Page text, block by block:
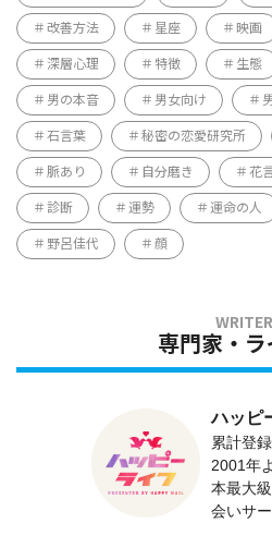
改善方法 星座 映画
深層心理 特徴 生態
男の本音 男女向け
石言葉 秘密の恋愛研究所
脈あり 自分磨き 花
診断 運勢 運命の人
野呂佳代 顔
専門家・ラ
ハッピ
累計登
2001年
本最大
会いサ